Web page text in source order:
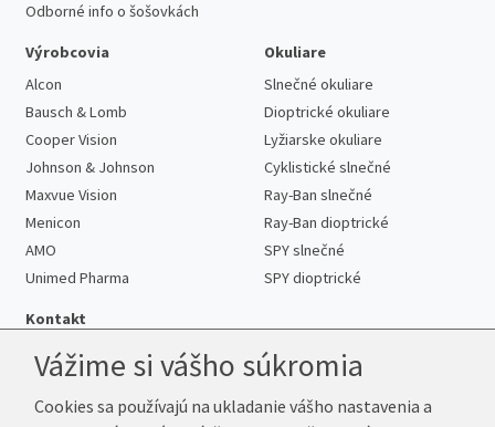
Odborné info o šošovkách
Výrobcovia
Alcon
Bausch & Lomb
Cooper Vision
Johnson & Johnson
Maxvue Vision
Menicon
AMO
Unimed Pharma
Okuliare
Slnečné okuliare
Dioptrické okuliare
Lyžiarske okuliare
Cyklistické slnečné
Ray-Ban slnečné
Ray-Ban dioptrické
SPY slnečné
SPY dioptrické
Kontakt
Telefón:+421 222 205 863
Vážime si vášho súkromia
Cookies sa používajú na ukladanie vášho nastavenia a